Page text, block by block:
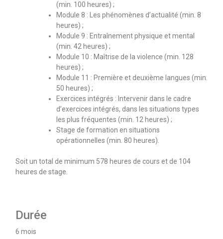
(min. 100 heures) ;
Module 8 : Les phénomènes d’actualité (min. 8
heures) ;
Module 9 : Entraînement physique et mental
(min. 42 heures) ;
Module 10 : Maîtrise de la violence (min. 128
heures) ;
Module 11 : Première et deuxième langues (min.
50 heures) ;
Exercices intégrés : Intervenir dans le cadre
d’exercices intégrés, dans les situations types
les plus fréquentes (min. 12 heures) ;
Stage de formation en situations
opérationnelles (min. 80 heures).
Soit un total de minimum 578 heures de cours et de 104
heures de stage.
Durée
6 mois